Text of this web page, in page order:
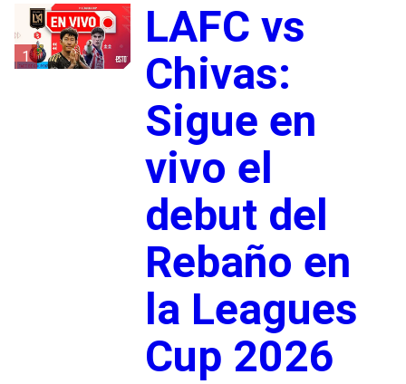
1
LAFC vs
Chivas:
Sigue en
vivo el
debut del
Rebaño en
la Leagues
Cup 2026